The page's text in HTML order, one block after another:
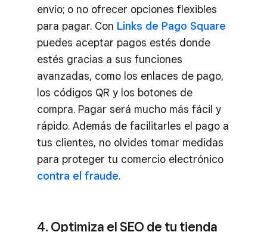
envío; o no ofrecer opciones flexibles
para pagar. Con Links de Pago Square
puedes aceptar pagos estés donde
estés gracias a sus funciones
avanzadas, como los enlaces de pago,
los códigos QR y los botones de
compra. Pagar será mucho más fácil y
rápido. Además de facilitarles el pago a
tus clientes, no olvides tomar medidas
para proteger tu comercio electrónico
contra el fraude.
4. Optimiza el SEO de tu tienda